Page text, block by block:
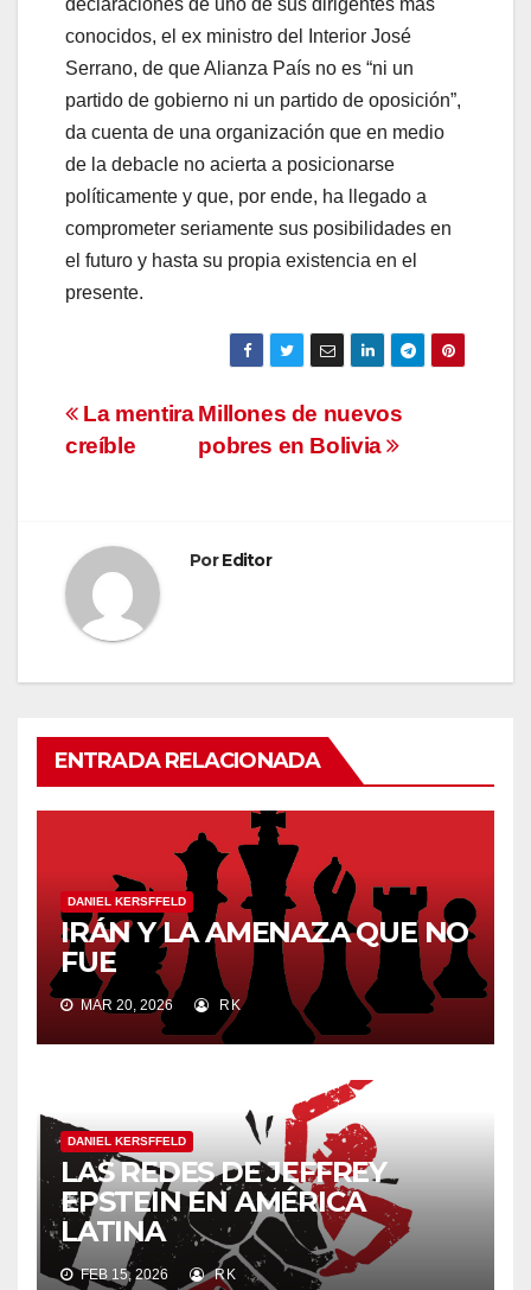
declaraciones de uno de sus dirigentes más
conocidos, el ex ministro del Interior José
Serrano, de que Alianza País no es “ni un
partido de gobierno ni un partido de oposición”,
da cuenta de una organización que en medio
de la debacle no acierta a posicionarse
políticamente y que, por ende, ha llegado a
comprometer seriamente sus posibilidades en
el futuro y hasta su propia existencia en el
presente.
Navegación
de
Millones de nuevos
pobres en Bolivia
La mentira
creíble
PorEditor
ENTRADA RELACIONADA
DANIEL KERSFFELD
IRÁN Y LA AMENAZA QUE NO
FUE
MAR 20, 2026 RK
DANIEL KERSFFELD
LAS REDES DE JEFFREY
EPSTEIN EN AMÉRICA
LATINA
FEB 15, 2026 RK